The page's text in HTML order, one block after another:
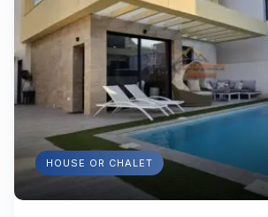
HOUSE OR CHALET